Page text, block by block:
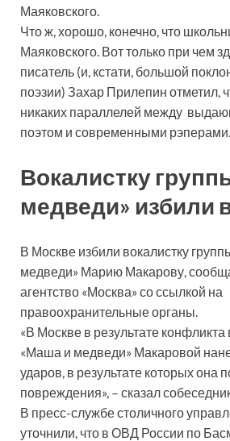
Маяковского.
Что ж, хорошо, конечно, что
Маяковского. Вот только при чем
писатель (и, кстати, большой
поэзии) Захар Прилепин отметил,
никаких параллелей между
поэтом и современными рэперами.
Вокалистку
медведи» избили
В Москве избили вокалистку
медведи» Марию Макарову,
агентство «Москва» со ссылкой на
правоохранительные органы.
«В Москве в результате конфликта
«Маша и медведи» Макаровой
ударов, в результате которых она
повреждения», – сказал
В пресс-службе столичного
уточнили, что в ОВД России по